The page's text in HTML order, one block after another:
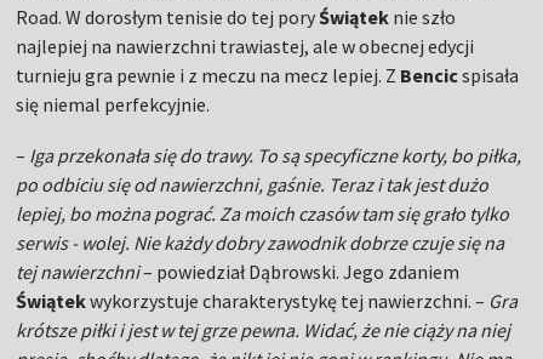
Road. W dorosłym tenisie do tej poryŚwiątek nie szło
najlepiej na nawierzchni trawiastej, ale w obecnej edycji
turnieju gra pewnie i z meczu na mecz lepiej. Z Bencicspisała
się niemal perfekcyjnie.
– Iga przekonała się do trawy. To są specyficzne korty, bo piłka,
po odbiciu się od nawierzchni, gaśnie. Teraz i tak jest dużo
lepiej, bo można pograć. Za moich czasów tam się grało tylko
serwis - wolej. Nie każdy dobry zawodnik dobrze czuje się na
tej nawierzchni– powiedział Dąbrowski. Jego zdaniem
Świątekwykorzystuje charakterystykę tej nawierzchni. – Gra
krótsze piłki i jest w tej grze pewna. Widać, że nie ciąży na niej